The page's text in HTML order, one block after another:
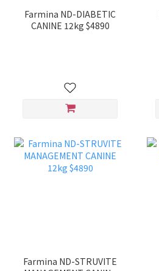
Farmina ND-DIABETIC
CANINE 12kg $4890
Farmina ND-STRUVITE